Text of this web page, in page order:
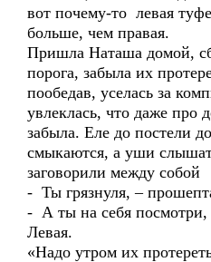
вот почему-то левая
больше, чем правая.
Пришла Наташа домой,
порога, забыла их
пообедав, уселась за
увлеклась, что даже про
забыла. Еле до постели
смыкаются, а уши
заговорили между собой
- Ты грязнуля, –
- А ты на себя посмотри,
Левая.
«Надо утром их